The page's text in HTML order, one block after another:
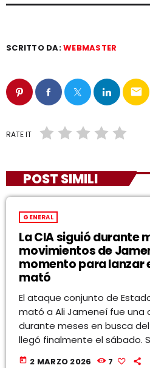
SCRITTO DA:WEBMASTER
email
RATE IT
POST SIMILI
GENERAL
La CIA siguió durante
movimientos de
momento para lanzar
mató
El ataque conjunto de
mató a Ali Jameneí fue una
durante meses en busca
llegó finalmente el sábado.
today 2 MARZO 2026 7